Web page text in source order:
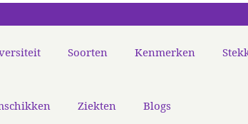
Soorten Kenmerken
Ziekten Blogs